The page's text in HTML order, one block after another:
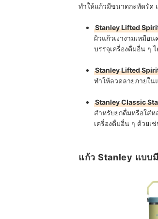
ทำให้แก้วมีขนาดกะทัดรัด
Stanley Lifted
ผิวแก้วเงางามเหมือ
บรรจุเครื่องดื่มอื่น ๆ
Stanley Lifted
ทำให้ลวดลายภายใน
Stanley Classic
สำหรับยกดื่มหรือใส่ห
เครื่องดื่มอื่น ๆ ด้วยเ
แก้ว Stanley แบบ